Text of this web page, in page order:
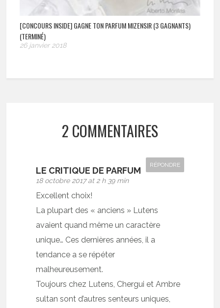
[CONCOURS INSIDE] GAGNE TON PARFUM MIZENSIR (3 GAGNANTS)
(TERMINÉ)
26 janvier 2018
2 COMMENTAIRES
LE CRITIQUE DE PARFUM
18 octobre 2017 at 2 h 39 min
RÉPONDRE
Excellent choix!
La plupart des « anciens » Lutens
avaient quand même un caractère
unique… Ces dernières années, il a
tendance a se répéter
malheureusement.
Toujours chez Lutens, Chergui et Ambre
sultan sont d’autres senteurs uniques,